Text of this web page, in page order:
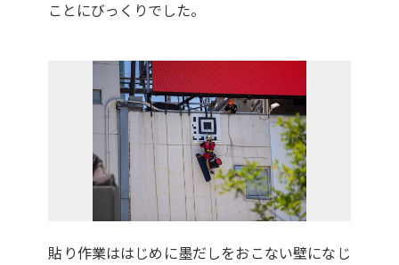
ことにびっくりでした。
貼り作業ははじめに墨だしをおこない壁になじ